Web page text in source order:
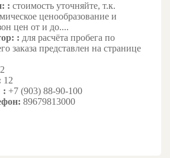
: стоимость уточняйте, т.к.
ценообразование и
цен от и до....
: для расчёта пробега по
заказа представлен на странице
12
: +7 (903) 88-90-100
89679813000